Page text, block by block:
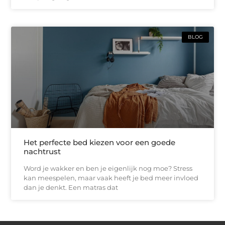
BLOG
Het perfecte bed kiezen voor een goede
nachtrust
Word je wakker en ben je eigenlijk nog moe? Stress
kan meespelen, maar vaak heeft je bed meer invloed
dan je denkt. Een matras dat